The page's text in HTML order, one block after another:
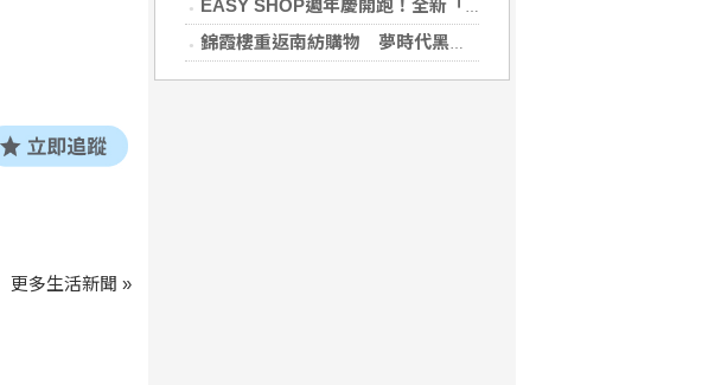
EASY SHOP週年慶開跑！全新「戀戀星光」雙爆款買一送一！讓你轉身即是焦點
錦霞樓重返南紡購物 夢時代黑毛屋新開張
更多生活新聞 »